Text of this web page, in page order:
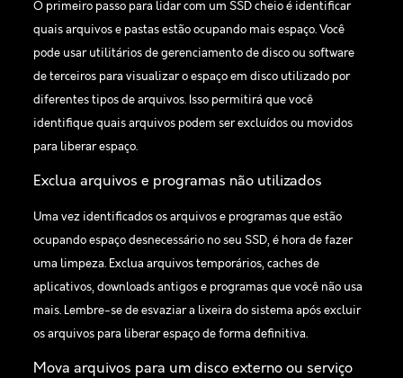
O primeiro passo para lidar com um SSD cheio é identificar
quais arquivos e pastas estão ocupando mais espaço. Você
pode usar utilitários de gerenciamento de disco ou software
de terceiros para visualizar o espaço em disco utilizado por
diferentes tipos de arquivos. Isso permitirá que você
identifique quais arquivos podem ser excluídos ou movidos
para liberar espaço.
Exclua arquivos e programas não utilizados
Uma vez identificados os arquivos e programas que estão
ocupando espaço desnecessário no seu SSD, é hora de fazer
uma limpeza. Exclua arquivos temporários, caches de
aplicativos, downloads antigos e programas que você não usa
mais. Lembre-se de esvaziar a lixeira do sistema após excluir
os arquivos para liberar espaço de forma definitiva.
Mova arquivos para um disco externo ou serviço